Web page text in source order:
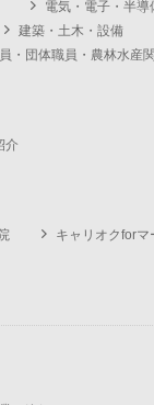
電気・電子・半導
建築・土木・設備
・団体職員・農林水産
介
キャリオクfor